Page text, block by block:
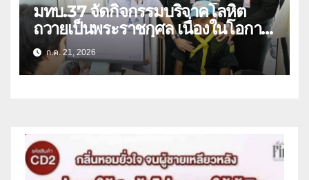
มทบ.37 จัดกิจกรรมบริจาคโลหิต
ถวายเป็นพระราชกุศล เนื่องในโอกาส
วันเฉลิมพระชนมพรรษา พระบาท
สมเด็จพระเจ้าอยู่หัว
ก.ค. 21, 2026